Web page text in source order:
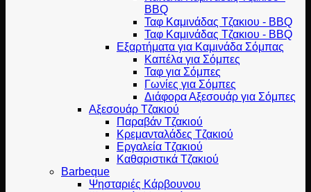
BBQ
Ταφ Καμινάδας Τζακιου - BBQ
Ταφ Καμινάδας Τζακιου - BBQ
Εξαρτήματα για Καμινάδα Σόμπας
Καπέλα για Σόμπες
Ταφ για Σόμπες
Γωνίες για Σόμπες
Διάφορα Αξεσουάρ για Σόμπες
Αξεσουάρ Τζακιού
Παραβάν Τζακιού
Κρεμανταλάδες Τζακιού
Εργαλεία Τζακιού
Καθαριστικά Τζακιού
Barbeque
Ψησταριές Κάρβουνου